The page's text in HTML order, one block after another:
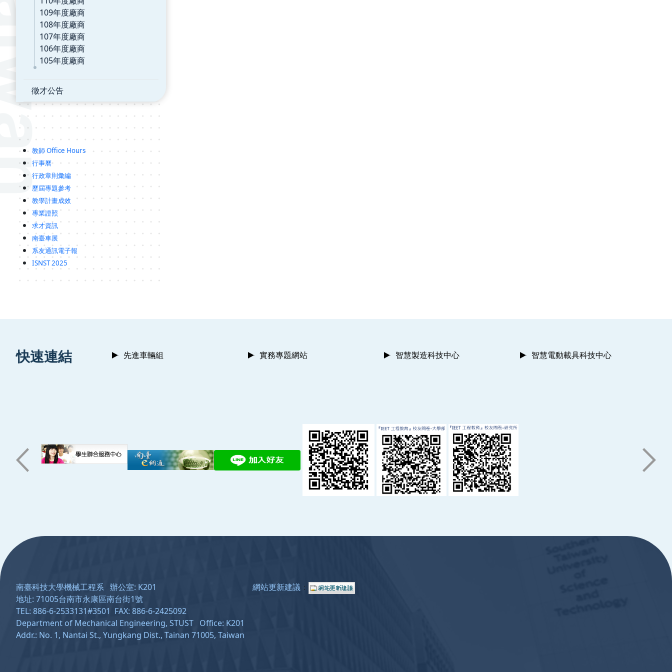
109年度廠商
108年度廠商
107年度廠商
106年度廠商
105年度廠商
徵才公告
教師 Office Hours
行事曆
行政章則彙編
歷屆專題參考
教學計畫成效
專業證照
求才資訊
南臺車展
系友通訊電子報
ISNST 2025
快速連結 先進車輛組 實務專題網站 智慧製造科技中心 智慧電動載具科技中心
南臺科技大學機械工程系 辦公室: K201
地址: 71005台南市永康區南台街1號
TEL: 886-6-2533131#3501 FAX: 886-6-2425092
Department of Mechanical Engineering, STUST Office: K201
Addr.: No. 1, Nantai St., Yungkang Dist., Tainan 71005, Taiwan
網站更新建議 ：